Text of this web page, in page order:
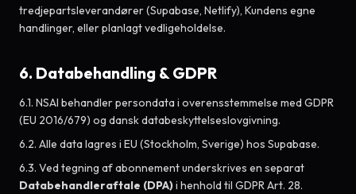
tredjepartsleverandører (Supabase, Netlify), Kundens egne
handlinger, eller planlagt vedligeholdelse.
6. Databehandling & GDPR
6.1. NSAI behandler persondata i overensstemmelse med GDPR
(EU 2016/679) og dansk databeskyttelseslovgivning.
6.2. Alle data lagres i EU (Stockholm, Sverige) hos Supabase.
6.3. Ved tegning af abonnement underskrives en separat
Databehandleraftale (DPA)i henhold til GDPR Art. 28.